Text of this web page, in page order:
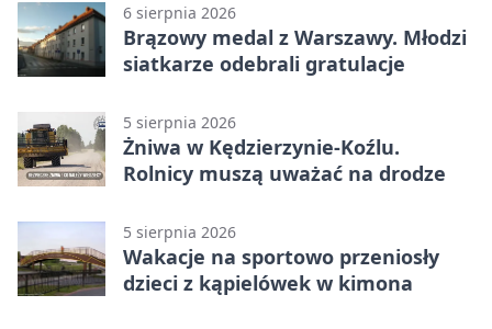
6 sierpnia 2026
Brązowy medal z Warszawy. Młodzi
siatkarze odebrali gratulacje
5 sierpnia 2026
Żniwa w Kędzierzynie-Koźlu.
Rolnicy muszą uważać na drodze
5 sierpnia 2026
Wakacje na sportowo przeniosły
dzieci z kąpielówek w kimona